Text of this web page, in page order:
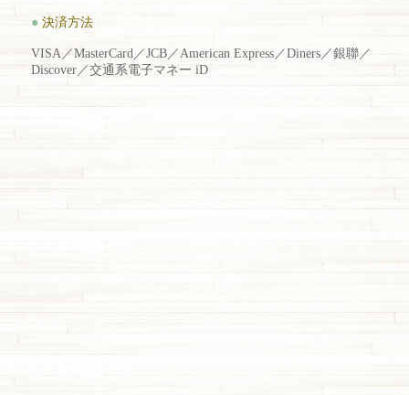
● 決済方法
VISA／MasterCard／JCB／American Express／Diners／銀聯／
Discover／交通系電子マネー iD